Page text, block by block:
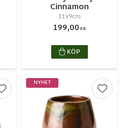
Cinnamon
11x9cm
199,00KR
KÖP
Lägg till i favoriter
NYHET
Lägg